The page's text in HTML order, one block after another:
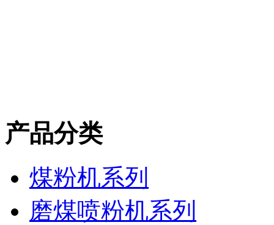
产品分类
煤粉机系列
磨煤喷粉机系列